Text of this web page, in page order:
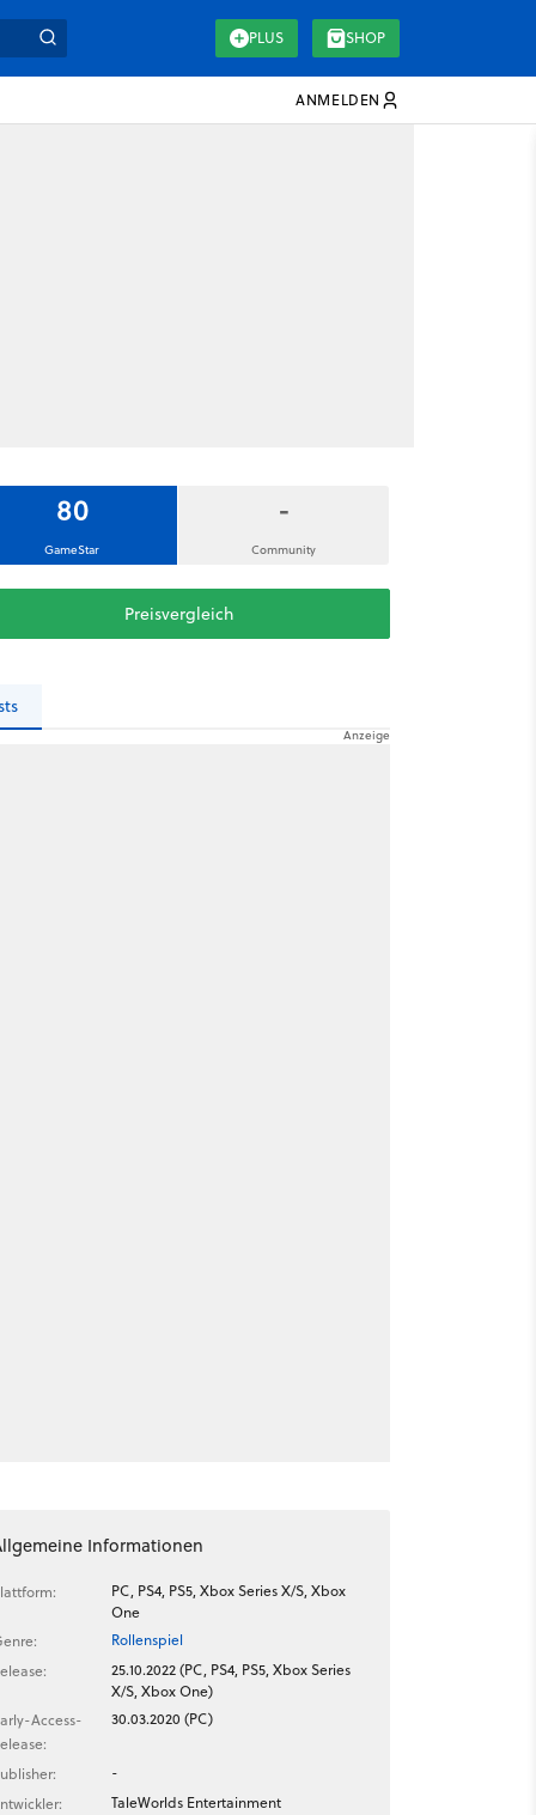
PLUS SHOP
ANMELDEN
80
GameStar
-
Community
Preisvergleich
Informationen
PC, PS4, PS5, Xbox Series X/S, Xbox
One
Rollenspiel
25.10.2022 (PC, PS4, PS5, Xbox Series
X/S, Xbox One)
Access-
30.03.2020 (PC)
-
TaleWorlds Entertainment